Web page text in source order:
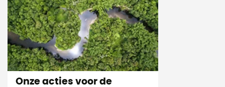
Onze acties voor de